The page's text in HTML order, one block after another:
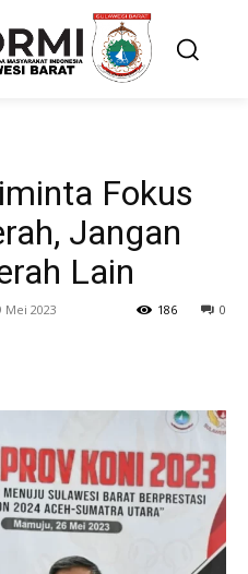
Fokus
Jangan
Lain
Mei 2023 0
186